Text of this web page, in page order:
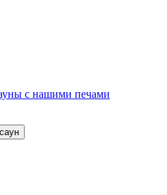
с нашими печами